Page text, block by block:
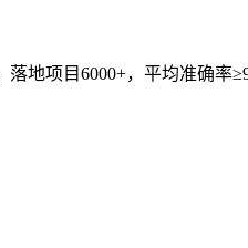
地项目6000+，平均准确率